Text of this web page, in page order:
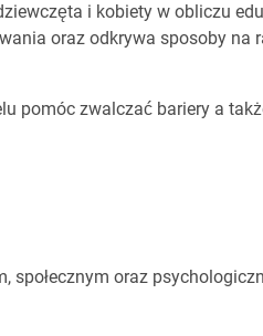
i kobiety w obliczu
oraz odkrywa sposoby na
pomóc zwalczać bariery a
oraz